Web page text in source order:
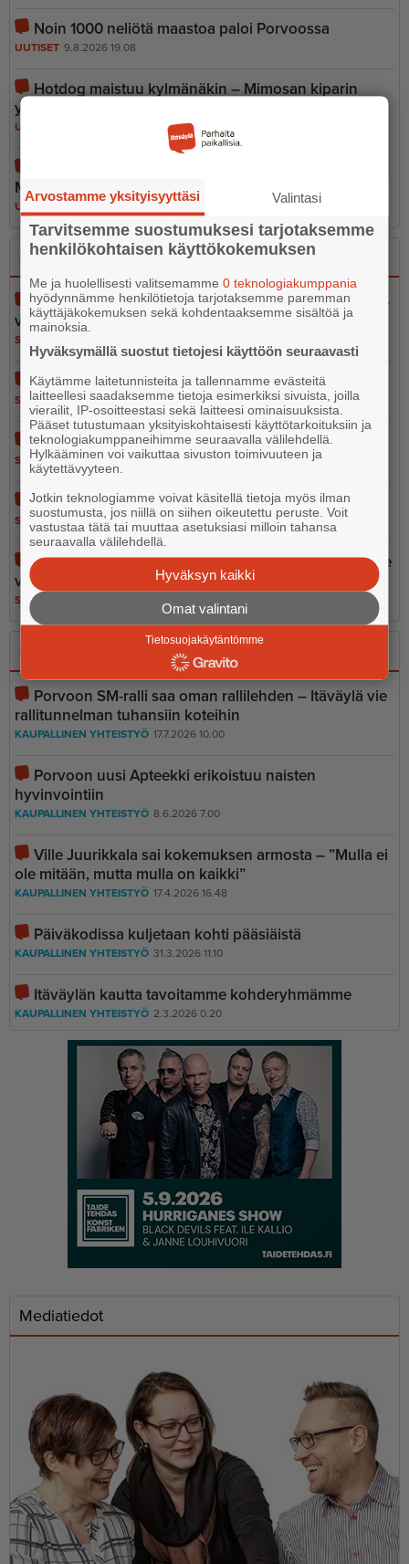
Noin 1000 neliötä maastoa paloi Porvoossa
UUTISET 9.8.2026 19.08
Hotdog maistuu kylmänäkin – Mimosan kiparin
yllättävä hittituote myydään usein loppuun
UUTISET
Miltähän maistuu poronsydän? Entä tryffelit?
UUTISET 6.8.2026 10.30
Sano seKerro se kuvin
Pelastustoimen merellinen valmius osa kokonais­tur­
val­li­suutta
SANO SE
Vain 37 euron tähden
SANO SE 5.8.2026 12.56
Ihmisarvo ei ole leikkiä
SANO SE 4.8.2026 10.05
Epoon koulu - kun logiikka jäi koulun pihalle
SANO SE 14.7.2026 10.49
Porvoon kesän suurin paradoksi: Saaristoon pääsee
vain omalla autolla
SANO SE
Kaupallinen yhteistyö
Porvoon SM-ralli saa oman rallilehden – Itäväylä vie
rallitunnelman tuhansiin koteihin
KAUPALLINEN YHTEISTYÖ 17.7.2026 10.00
Porvoon uusi Apteekki erikoistuu naisten
hyvinvointiin
KAUPALLINEN YHTEISTYÖ 8.6.2026 7.00
Ville Juurikkala sai kokemuksen armosta – ”Mulla ei
ole mitään, mutta mulla on kaikki”
KAUPALLINEN YHTEISTYÖ 17.4.2026 16.48
Päiväkodissa kuljetaan kohti pääsiäistä
KAUPALLINEN YHTEISTYÖ 31.3.2026 11.10
Itäväylän kautta tavoitamme kohderyhmämme
KAUPALLINEN YHTEISTYÖ 2.3.2026 0.20
Mediatiedot
Arvostamme yksityisyyttäsi Valintasi
Tarvitsemme suostumuksesi tarjotaksemme
henkilökohtaisen käyttökokemuksen
Me ja huolellisesti valitsemamme0 teknologiakumppania
hyödynnämme henkilötietoja tarjotaksemme paremman
käyttäjäkokemuksen sekä kohdentaaksemme sisältöä ja
mainoksia.
Hyväksymällä suostut tietojesi käyttöön seuraavasti
Käytämme laitetunnisteita ja tallennamme evästeitä
laitteellesi saadaksemme tietoja esimerkiksi sivuista, joilla
vierailit, IP-osoitteestasi sekä laitteesi ominaisuuksista.
Pääset tutustumaan yksityiskohtaisesti käyttötarkoituksiin ja
teknologiakumppaneihimme seuraavalla välilehdellä.
Hylkääminen voi vaikuttaa sivuston toimivuuteen ja
käytettävyyteen.
Jotkin teknologiamme voivat käsitellä tietoja myös ilman
suostumusta, jos niillä on siihen oikeutettu peruste. Voit
vastustaa tätä tai muuttaa asetuksiasi milloin tahansa
seuraavalla välilehdellä.
Hyväksyn kaikki
Omat valintani
Tietosuojakäytäntömme